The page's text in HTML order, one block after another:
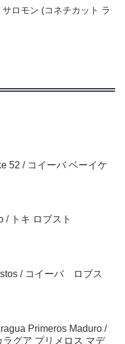
ロモン (コネチカット ラ
52 / コイーバ ベーイケ
/ トキ ロブスト
/ コイーバ ロブス
Primeros Maduro /
ラグア プリメロス マデ